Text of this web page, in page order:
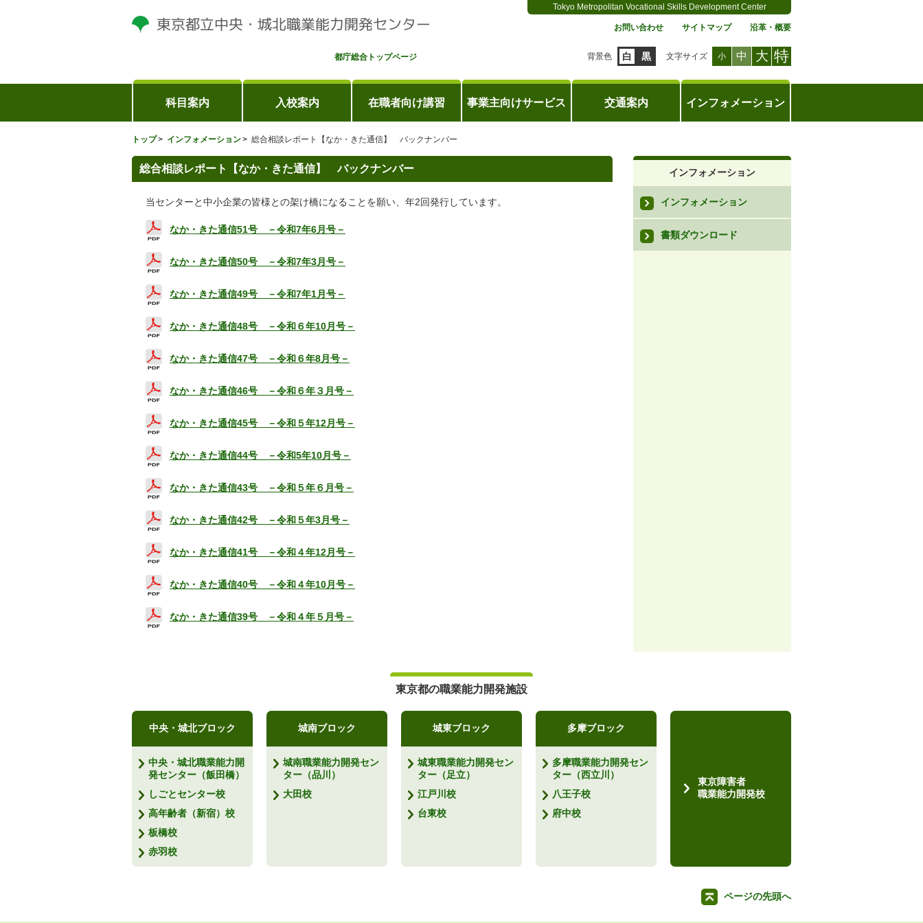
Tokyo Metropolitan Vocational Skills Development Center
科目案内 入校案内 在職者向け講習 事業主向けサービス 交通案内 インフォメーション
背景色 白 黒 文字サイズ 小 中 大 特
お問い合わせ サイトマップ 沿革・概要
都庁総合トップページ
トップ インフォメーション 総合相談レポート【なか・きた通信】 バックナンバー
総合相談レポート【なか・きた通信】 バックナンバー
当センターと中小企業の皆様との架け橋になることを願い、年2回発行しています。
なか・きた通信51号 －令和7年6月号－
なか・きた通信50号 －令和7年3月号－
なか・きた通信49号 －令和7年1月号－
なか・きた通信48号 －令和６年10月号－
なか・きた通信47号 －令和６年8月号－
なか・きた通信46号 －令和６年３月号－
なか・きた通信45号 －令和５年12月号－
なか・きた通信44号 －令和5年10月号－
なか・きた通信43号 －令和５年６月号－
なか・きた通信42号 －令和５年3月号－
なか・きた通信41号 －令和４年12月号－
なか・きた通信40号 －令和４年10月号－
なか・きた通信39号 －令和４年５月号－
インフォメーション
インフォメーション
書類ダウンロード
東京都の職業能力開発施設
中央・城北ブロック
中央・城北職業能力開
発センター（飯田橋）
しごとセンター校
高年齢者（新宿）校
板橋校
赤羽校
城南ブロック
城南職業能力開発セン
ター（品川）
大田校
城東ブロック
城東職業能力開発セン
ター（足立）
江戸川校
台東校
多摩ブロック
多摩職業能力開発セン
ター（西立川）
八王子校
府中校
東京障害者
職業能力開発校
ページの先頭へ